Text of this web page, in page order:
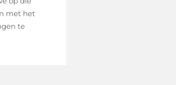
met het
te